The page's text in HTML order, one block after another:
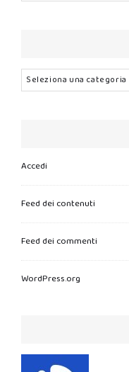
Categorie
Accedi
Feed dei contenuti
Feed dei commenti
WordPress.org